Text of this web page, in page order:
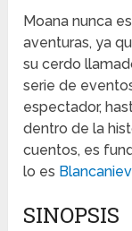
Moana nunca
aventuras, ya
su cerdo
serie de
espectador,
dentro de la
cuentos, es
lo es
SINOPSIS